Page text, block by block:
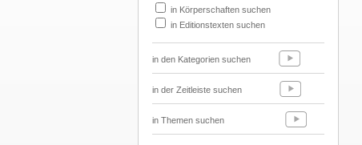
in Körperschaften suchen
in Editionstexten suchen
in den Kategorien suchen
in der Zeitleiste suchen
in Themen suchen